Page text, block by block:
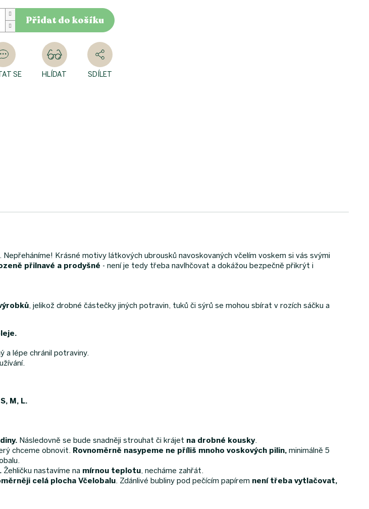
Přidat do košíku
SE HLÍDAT SDÍLET
Krásné motivy látkových ubrousků navoskovaných včelím voskem si vás svými
přilnavé a prodyšné - není je tedy třeba navlhčovat a dokážou bezpečně přikrýt i
, jelikož drobné částečky jiných potravin, tuků či sýrů se mohou sbírat v rozích sáčku a
a lépe chránil potraviny.
M, L.
Následovně se bude snadněji strouhat či krájet na drobné kousky.
chceme obnovit. Rovnoměrně nasypeme ne příliš mnoho voskových pilin, minimálně 5
Žehličku nastavíme na mírnou teplotu , necháme zahřát.
celá plocha Včelobalu . Zdánlivé bubliny pod pečícím papírem není třeba vytlačovat,